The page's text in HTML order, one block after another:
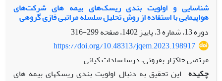
شناسایی و اولویت بندی ریسک‏‌های بیمه‏ های شرکت‏‌های
هواپیمایی با استفاده از روش تحلیل سلسله مراتبی فازی گروهی
دوره 13، شماره 3، پاییز 1402، صفحه
299-316
https://doi.org/10.48313/jqem.2023.198917
مرتضی خاکزار بفروئی، درسا سادات کیائی
چکیده این تحقیق به دنبال اولویت ‏بندی ریسک‏های بیمه‏ های